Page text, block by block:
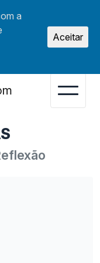
a
Aceitar